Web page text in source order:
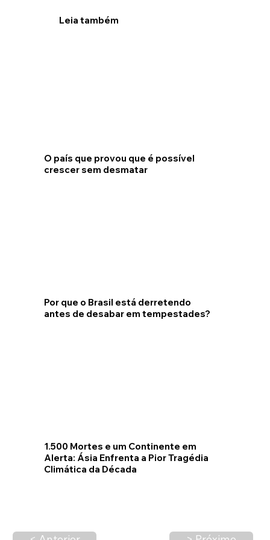
O país que provou que é possível
crescer sem desmatar
Por que o Brasil está derretendo
antes de desabar em tempestades?
1.500 Mortes e um Continente em
Alerta: Ásia Enfrenta a Pior Tragédia
Climática da Década
Leia também